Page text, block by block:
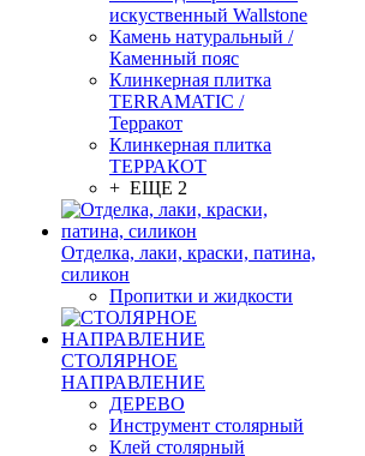
искуственный Wallstone
Камень натуральный /
Каменный пояс
Клинкерная плитка
TERRAMATIC /
Терракот
Клинкерная плитка
ТЕРРАКОТ
+ ЕЩЕ 2
Отделка, лаки, краски, патина,
силикон
Пропитки и жидкости
СТОЛЯРНОЕ
НАПРАВЛЕНИЕ
ДЕРЕВО
Инструмент столярный
Клей столярный